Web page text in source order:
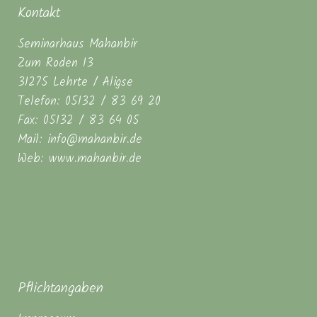
Kontakt
Seminarhaus Mahanbir
Zum Roden 13
31275 Lehrte / Aligse
Telefon: 05132 / 83 69 20
Fax: 05132 / 83 64 05
Mail: info@mahanbir.de
Web: www.mahanbir.de
Pflichtangaben